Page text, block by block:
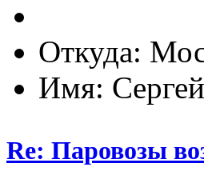
Откуда:
Имя: Сергей
Re: Паровозы